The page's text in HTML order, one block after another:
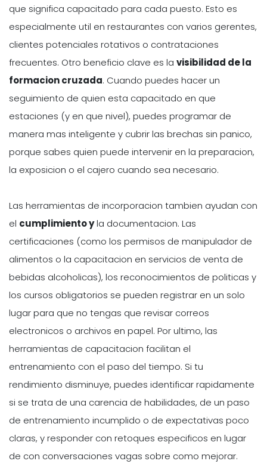
que significa capacitado para cada puesto. Esto es
especialmente util en restaurantes con varios gerentes,
clientes potenciales rotativos o contrataciones
frecuentes. Otro beneficio clave es la visibilidad de la
formacion cruzada. Cuando puedes hacer un
seguimiento de quien esta capacitado en que
estaciones (y en que nivel), puedes programar de
manera mas inteligente y cubrir las brechas sin panico,
porque sabes quien puede intervenir en la preparacion,
la exposicion o el cajero cuando sea necesario.
Las herramientas de incorporacion tambien ayudan con
el cumplimiento yla documentacion. Las
certificaciones (como los permisos de manipulador de
alimentos o la capacitacion en servicios de venta de
bebidas alcoholicas), los reconocimientos de politicas y
los cursos obligatorios se pueden registrar en un solo
lugar para que no tengas que revisar correos
electronicos o archivos en papel. Por ultimo, las
herramientas de capacitacion facilitan el
entrenamiento con el paso del tiempo. Si tu
rendimiento disminuye, puedes identificar rapidamente
si se trata de una carencia de habilidades, de un paso
de entrenamiento incumplido o de expectativas poco
claras, y responder con retoques especificos en lugar
de con conversaciones vagas sobre como mejorar.